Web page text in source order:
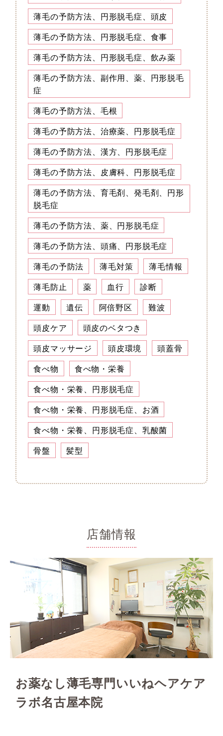
薄毛の予防方法、円形脱毛症、頭皮
薄毛の予防方法、円形脱毛症、食事
薄毛の予防方法、円形脱毛症、飲み薬
薄毛の予防方法、副作用、薬、円形脱毛
症
薄毛の予防方法、毛根
薄毛の予防方法、治療薬、円形脱毛症
薄毛の予防方法、漢方、円形脱毛症
薄毛の予防方法、皮膚科、円形脱毛症
薄毛の予防方法、育毛剤、発毛剤、円形
脱毛症
薄毛の予防方法、薬、円形脱毛症
薄毛の予防方法、頭痛、円形脱毛症
薄毛の予防法
薄毛対策
薄毛情報
薄毛防止
薬 血行
診断
運動
遺伝 阿倍野区
難波
頭皮ケア
頭皮のベタつき
頭皮マッサージ
頭皮環境
頭蓋骨
食べ物
食べ物・栄養
食べ物・栄養、円形脱毛症
食べ物・栄養、円形脱毛症、お酒
食べ物・栄養、円形脱毛症、乳酸菌
骨盤
髪型
店舗情報
お薬なし薄毛専門いいねヘアケア
ラボ名古屋本院